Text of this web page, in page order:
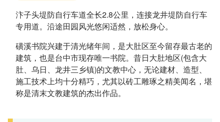
汴子头堤防自行车道全长2.8公里，连接龙井堤防自行车
专用道。沿途田园风光悠闲适然，放松身心。
磺溪书院兴建于清光绪年间，是大肚区至今留存最古老的
建筑，也是台中市现存唯一书院。昔日大肚地区(包含大
肚、乌日、龙井三乡镇)的文教中心，无论建材、造型、
施工技术上均十分精巧，尤其以砖工雕琢之精美闻名，堪
称是清末文教建筑的杰出作品。